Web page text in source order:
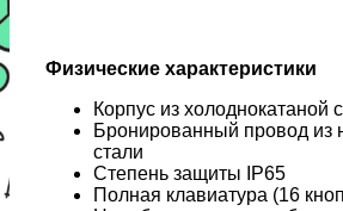
Физические характеристики
Корпус из холоднокатаной
Бронированный провод
стали
Степень защиты IP65
Полная клавиатура (16